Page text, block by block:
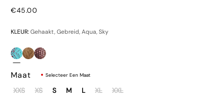
€45.00
KLEUR:Gehaakt, Gebreid, Aqua, Sky
Maat Selecteer Een Maat
XXS XS S M L XL XXL
€32.00